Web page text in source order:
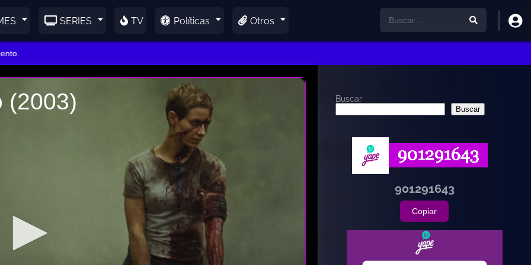
SERIES TV Políticas Otros
Buscar
Buscar
901291643
Copiar